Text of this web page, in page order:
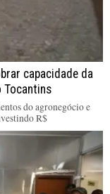
capacidade da
Tocantins
do agronegócio e
R$